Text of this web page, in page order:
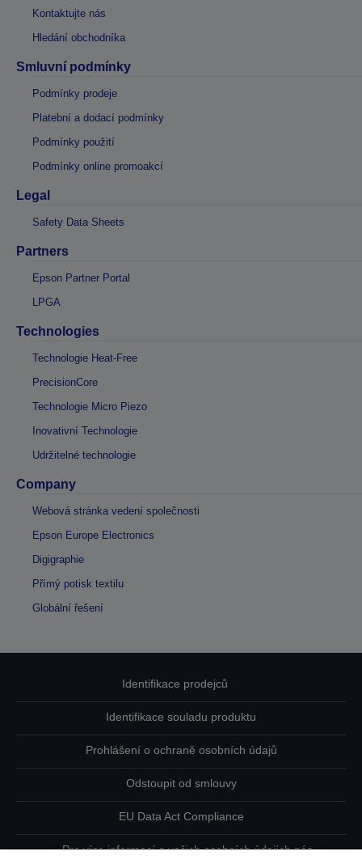
Kontaktujte nás
Hledání obchodníka
Smluvní podmínky
Podmínky prodeje
Platební a dodací podmínky
Podmínky použití
Podmínky online promoakcí
Legal
Safety Data Sheets
Partners
Epson Partner Portal
LPGA
Technologies
Technologie Heat-Free
PrecisionCore
Technologie Micro Piezo
Inovativní Technologie
Udržitelné technologie
Company
Webová stránka vedení společnosti
Epson Europe Electronics
Digigraphie
Přímý potisk textilu
Globální řešení
Identifikace prodejců
Identifikace souladu produktu
Prohlášení o ochraně osobních údajů
Odstoupit od smlouvy
EU Data Act Compliance
Pro více informací o vašich osobních údajích nás